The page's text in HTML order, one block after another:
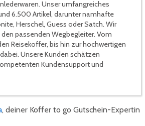
Unser umfangreiches
6.500 Artikel, darunter namhafte
Herschel, Guess oder Satch. Wir
passenden Wegbegleiter. Vom
Reisekoffer, bis hin zur hochwertigen
Unsere Kunden schätzen
Kundensupport und
, deiner Koffer to go Gutschein-Expertin